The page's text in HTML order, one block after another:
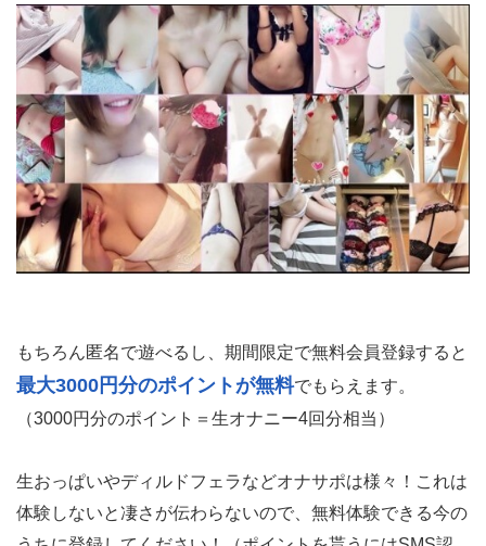
もちろん匿名で遊べるし、期間限定で無料会員登録すると
最大3000円分のポイントが無料でもらえます。
（3000円分のポイント＝生オナニー4回分相当）
生おっぱいやディルドフェラなどオナサポは様々！これは
体験しないと凄さが伝わらないので、無料体験できる今の